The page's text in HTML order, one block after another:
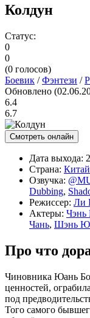
Колдун
Статус:
0
0
(0 голосов)
Боевик /Фэнтези /
Обновлено
6.4
6.7
Смотреть онлайн
Дата выхода:
Страна: Китай
Озвучка:
Dubbing,
Режиссер: Ли
Актеры: Чэнь
Чань, Шэнь
Про что
Чиновника Юань
ценностей,
под
Того самого